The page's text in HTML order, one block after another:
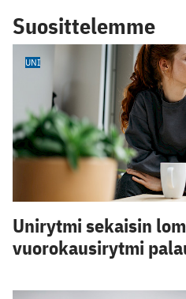
Suosittelemme
UNI
Unirytmi sekaisin
vuorokausirytmi